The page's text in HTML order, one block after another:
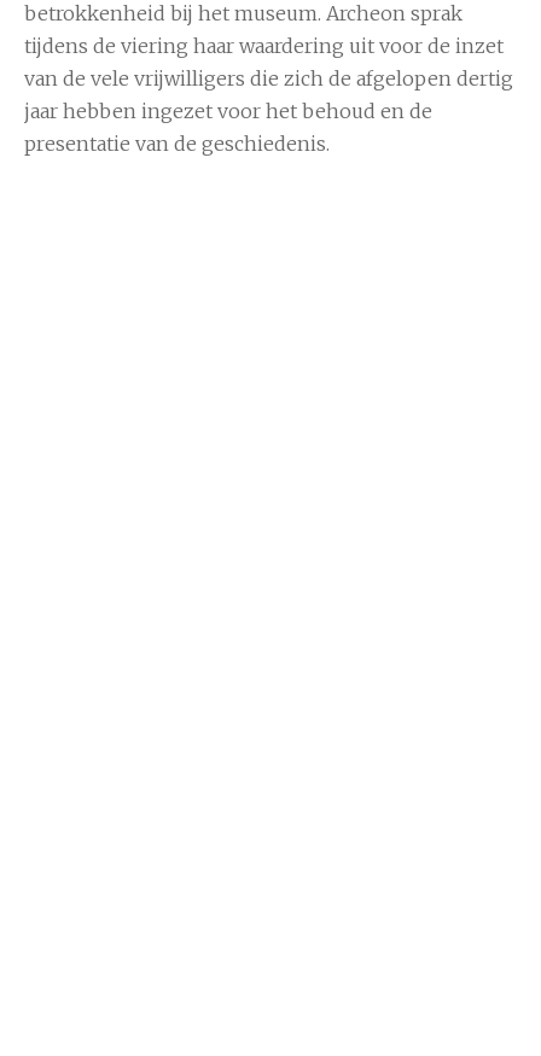
betrokkenheid bij het museum. Archeon sprak
tijdens de viering haar waardering uit voor de inzet
van de vele vrijwilligers die zich de afgelopen dertig
jaar hebben ingezet voor het behoud en de
presentatie van de geschiedenis.